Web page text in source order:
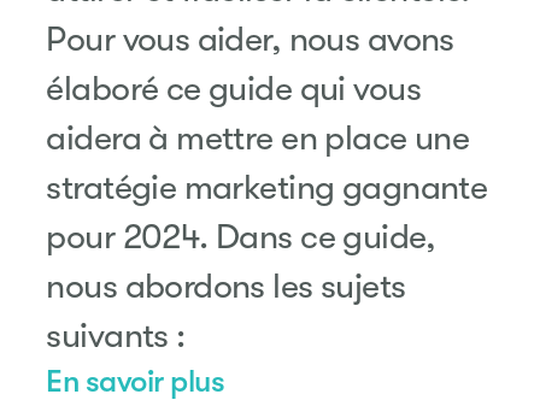
Pour vous aider, nous avons
élaboré ce guide qui vous
aidera à mettre en place une
stratégie marketing gagnante
pour 2024. Dans ce guide,
nous abordons les sujets
suivants :
En savoir plus